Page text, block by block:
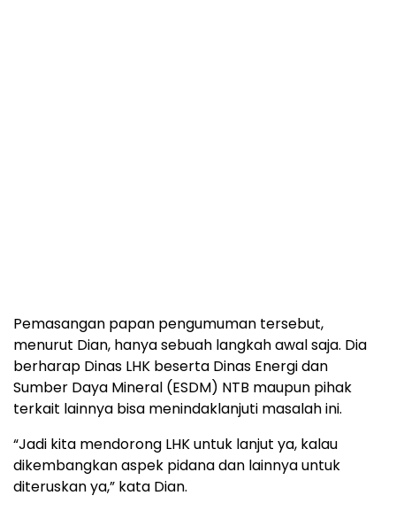
Pemasangan papan pengumuman tersebut,
menurut Dian, hanya sebuah langkah awal saja. Dia
berharap Dinas LHK beserta Dinas Energi dan
Sumber Daya Mineral (ESDM) NTB maupun pihak
terkait lainnya bisa menindaklanjuti masalah ini.
“Jadi kita mendorong LHK untuk lanjut ya, kalau
dikembangkan aspek pidana dan lainnya untuk
diteruskan ya,” kata Dian.